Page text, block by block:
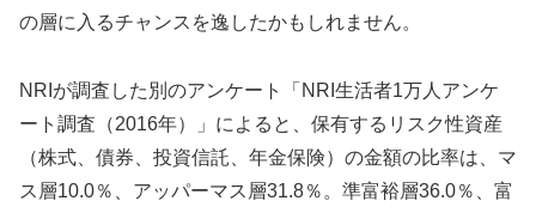
の層に入るチャンスを逸したかもしれません。
NRIが調査した別のアンケート「NRI生活者1万人アンケ
ート調査（2016年）」によると、保有するリスク性資産
（株式、債券、投資信託、年金保険）の金額の比率は、マ
ス層10.0％、アッパーマス層31.8％。準富裕層36.0％、富